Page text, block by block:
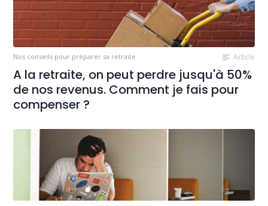
Nos conseils pour préparer sa retraite Article
A la retraite, on peut perdre jusqu'à 50%
de nos revenus. Comment je fais pour
compenser ?